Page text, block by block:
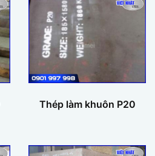
Thép làm khuôn P20